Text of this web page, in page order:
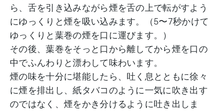
ら、舌を引き込みながら煙を舌の上で転がすよう
にゆっくりと煙を吸い込みます。（5〜7秒かけて
ゆっくりと葉巻の煙を口に運びます。）
その後、葉巻をそっと口から離してから煙を口の
中でふんわりと漂わして味わいます。
煙の味を十分に堪能したら、吐く息とともに徐々
に煙を排出し、紙タバコのように一気に吹き出す
のではなく、煙をかき分けるように吐き出しま